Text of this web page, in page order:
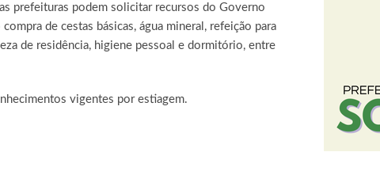
prefeituras podem solicitar recursos do Governo
de cestas básicas, água mineral, refeição para
de residência, higiene pessoal e dormitório, entre
vigentes por estiagem.